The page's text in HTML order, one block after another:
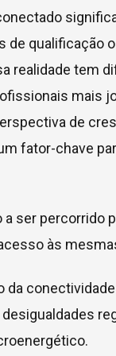
de qualificação
realidade tem
mais
de
fator-chave
ser percorrido
às
da